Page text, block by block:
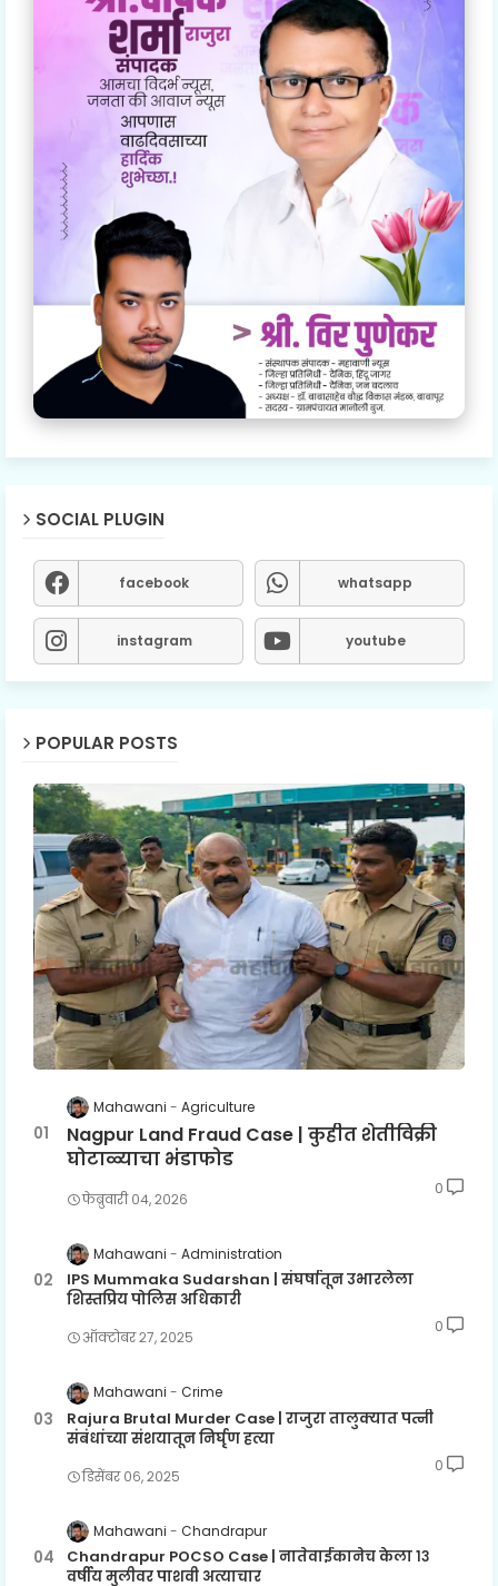
SOCIAL PLUGIN
facebook whatsapp
instagram youtube
POPULAR POSTS
Mahawani Agriculture
Nagpur Land Fraud Case | कुहीत शेतीविक्री
घोटाळ्याचा भंडाफोड
फेब्रुवारी ०४, २०२६
0
Mahawani Administration
IPS Mummaka Sudarshan | संघर्षातून उभारलेला
शिस्तप्रिय पोलिस अधिकारी
ऑक्टोबर २७, २०२५
0
Mahawani Crime
Rajura Brutal Murder Case | राजुरा तालुक्यात पत्नी
संबंधांच्या संशयातून निर्घृण हत्या
डिसेंबर ०६, २०२५
0
Mahawani Chandrapur
Chandrapur POCSO Case | नातेवाईकानेच केला १३
वर्षीय मुलीवर पाशवी अत्याचार